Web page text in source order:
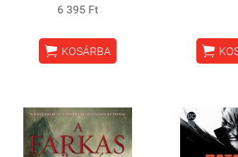
6 395 Ft
 KOSÁRBA 